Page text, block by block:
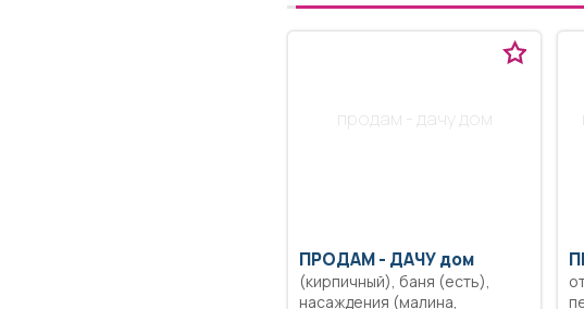
продам - дачу дом
ПРОДАМ - ДАЧУ дом
(кирпичный), баня (есть),
насаждения (малина,
от